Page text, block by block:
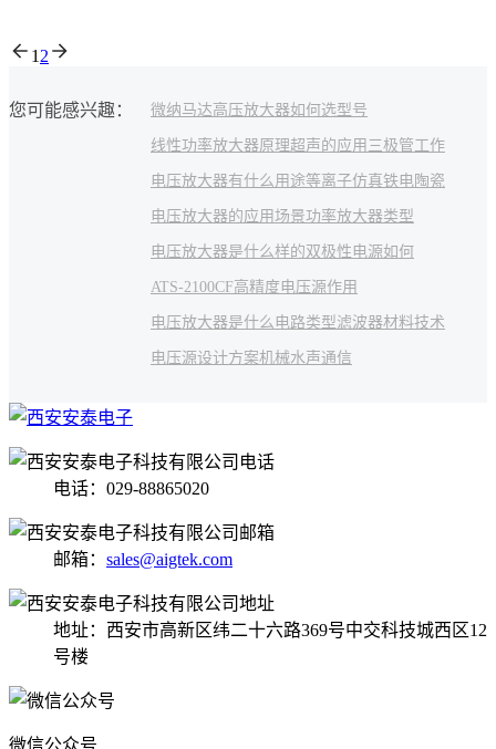
1 2
您可能感兴趣： 微纳马达高压放大器如何选型号
线性功率放大器原理超声的应用 三极管工作
电压放大器有什么用途等离子仿真铁电陶瓷
电压放大器的应用场景功率放大器类型
电压放大器是什么样的双极性电源如何
ATS-2100CF高精度电压源作用
电压放大器是什么电路类型滤波器材料技术
电压源设计方案机械水声通信
电话：029-88865020
邮箱： sales@aigtek.com
地址：西安市高新区纬二十六路369号中交科技城西区12
号楼